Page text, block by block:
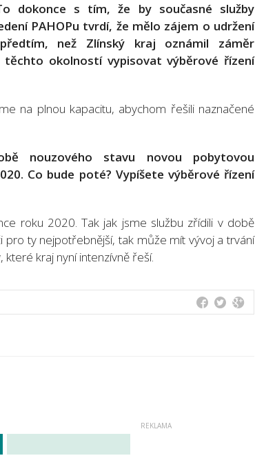
dokonce s tím, že by současné služby
PAHOPu tvrdí, že mělo zájem o udržení
než Zlínský kraj oznámil záměr
okolností vypisovat výběrové řízení
na plnou kapacitu, abychom řešili naznačené
nouzového stavu novou pobytovou
Co bude poté? Vypíšete výběrové řízení
roku 2020. Tak jak jsme službu zřídili v době
pro ty nejpotřebnější, tak může mít vývoj a trvání
kraj nyní intenzívně řeší.